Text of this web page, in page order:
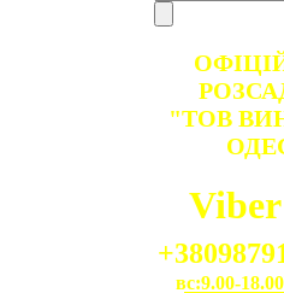
"ТОВ
вс:9.00-